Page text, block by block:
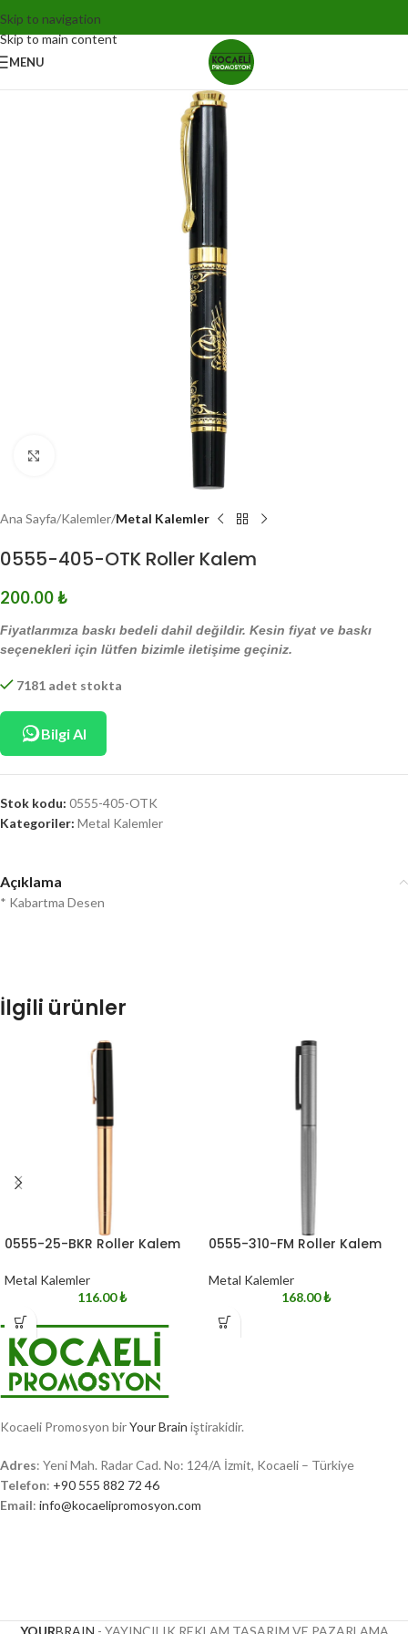
Skip to navigation
Skip to main content
MENU
Ana Sayfa Kalemler Metal Kalemler
0555-405-OTK Roller Kalem
200.00₺
Fiyatlarımıza baskı bedeli dahil değildir. Kesin fiyat ve baskı
seçenekleri için lütfen bizimle iletişime geçiniz.
7181 adet stokta
Bilgi Al
Stok kodu: 0555-405-OTK
Kategoriler: Metal Kalemler
Açıklama
* Kabartma Desen
İlgili ürünler
0555-25-BKR Roller Kalem
Metal Kalemler
116.00₺
0555-310-FM Roller Kalem
Metal Kalemler
168.00₺
Kocaeli Promosyon birYour Brain iştirakidir.
Adres: Yeni Mah. Radar Cad. No: 124/A İzmit, Kocaeli – Türkiye
Telefon: +90 555 882 72 46
Email: info@kocaelipromosyon.com
YOURBRAIN - YAYINCILIK REKLAM TASARIM VE PAZARLAMA